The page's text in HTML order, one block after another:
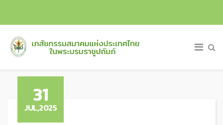
31
JUL,2025